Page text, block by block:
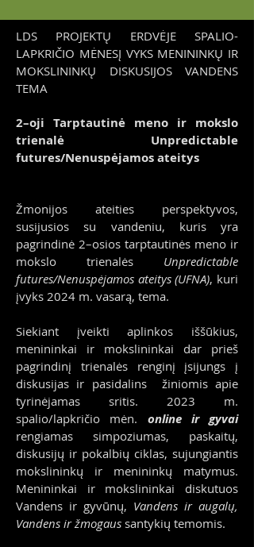
LDS PROJEKTŲ ERDVĖJE SPALIO-
LAPKRIČIO MĖNESĮ VYKS MENININKŲ IR
MOKSLININKŲ DISKUSIJOS VANDENS
TEMA
2–oji Tarptautinė meno ir mokslo
trienalė Unpredictable
futures/Nenuspėjamos ateitys
Žmonijos ateities perspektyvos,
susijusios su vandeniu, kuris yra
pagrindinė 2–osios tarptautinės meno ir
mokslo trienalės Unpredictable
futures/Nenuspėjamos ateitys (UFNA), kuri
įvyks 2024 m. vasarą, tema.
Siekiant įveikti aplinkos iššūkius,
menininkai ir mokslininkai dar prieš
pagrindinį trienalės renginį įsijungs į
diskusijas ir pasidalins žiniomis apie
tyrinėjamas sritis. 2023 m.
spalio/lapkričio mėn. online ir gyvai
rengiamas simpoziumas, paskaitų,
diskusijų ir pokalbių ciklas, sujungiantis
mokslininkų ir menininkų matymus.
Menininkai ir mokslininkai diskutuos
Vandens ir gyvūnų, Vandens ir augalų,
Vandens ir žmogaus santykių temomis.